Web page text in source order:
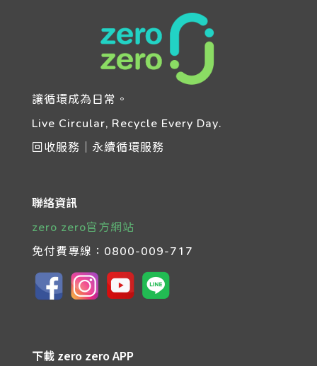
讓循環成為日常。
Live Circular, Recycle Every Day.
回收服務｜永續循環服務
聯絡資訊
zero zero官方網站
免付費專線： 0800-009-717
下載 zero zero APP